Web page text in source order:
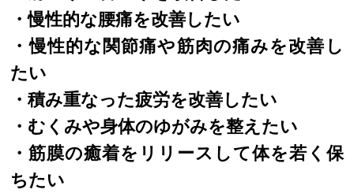
・慢性的な腰痛を改善したい
・慢性的な関節痛や筋肉の痛みを改善し
たい
・積み重なった疲労を改善したい
・むくみや身体のゆがみを整えたい
・筋膜の癒着をリリースして体を若く保
ちたい